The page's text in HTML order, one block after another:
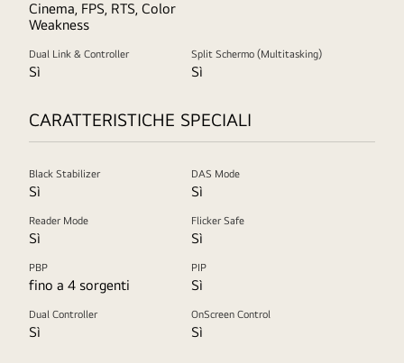
Cinema, FPS, RTS, Color
Weakness
Dual Link & Controller
Sì
Split Schermo (Multitasking)
Sì
CARATTERISTICHE SPECIALI
Black Stabilizer
Sì
DAS Mode
Sì
Reader Mode
Sì
Flicker Safe
Sì
PBP
fino a 4 sorgenti
PIP
Sì
Dual Controller
Sì
OnScreen Control
Sì